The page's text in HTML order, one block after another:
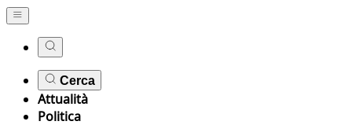
Cerca
Attualità
Politica